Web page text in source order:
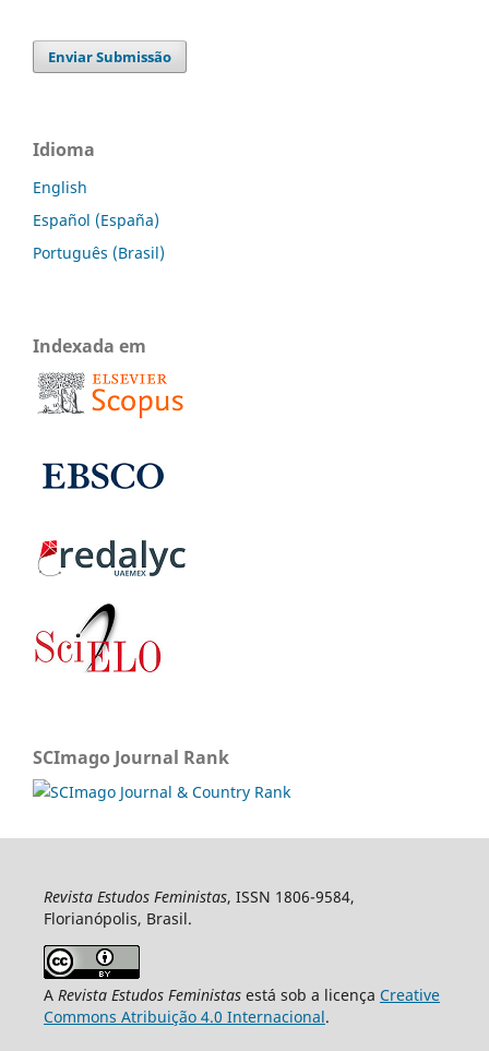
Enviar Submissão
Idioma
English
Español (España)
Português (Brasil)
Indexada em
SCImago Journal Rank
Revista Estudos Feministas, ISSN 1806-9584,
Florianópolis, Brasil.
A Revista Estudos Feministasestá sob a licença Creative
Commons Atribuição 4.0 Internacional.